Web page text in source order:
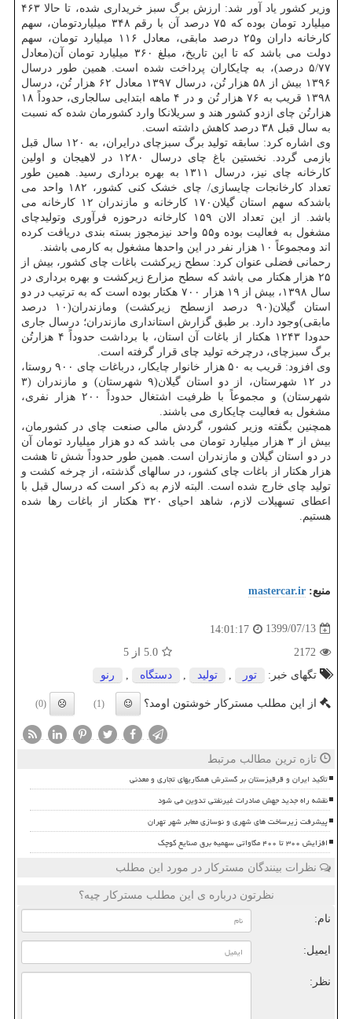
وزیر کشور یاد آور شد: ارزش برگ سبز خریداری شده، تا حالا ۴۶۳
میلیارد تومان بوده که ۷۵ درصد آن با رقم ۳۴۸ میلیاردتومان، سهم
کارخانه داران و۲۵ درصد مابقی، معادل ۱۱۶ میلیارد تومان، سهم
دولت می باشد که تا این تاریخ، مبلغ ۳۶۰ میلیارد تومان آن(معادل
۵/۷۷ درصد)، به چایکاران پرداخت شده است. همین طور درسال
۱۳۹۶ بیش از ۵۸ هزار تُن، درسال ۱۳۹۷ معادل ۶۲ هزار تُن، درسال
۱۳۹۸ قریب به ۷۶ هزار تُن و در ۴ ماهه ابتدایی سالجاری، حدوداً ۱۸
هزارتُن چای ازدو کشور هند و سریلانکا وارد کشورمان شده که نسبت
به سال قبل ۳۸ درصد کاهش داشته است.
وی اشاره کرد: سابقه تولید برگ سبزچای درایران، به ۱۲۰ سال قبل
بازمی گردد. نخستین باغ چای درسال ۱۲۸۰ در لاهیجان و اولین
کارخانه چای نیز، درسال ۱۳۱۱ به بهره برداری رسید. همین طور
تعداد کارخانجات چایسازی/ چای خشک کنی کشور، ۱۸۲ واحد می
باشدکه سهم استان گیلان۱۷۰ کارخانه و مازندران ۱۲ کارخانه می
باشد. از این تعداد الان ۱۵۹ کارخانه درحوزه فرآوری وتولیدچای
مشغول به فعالیت بوده و۵۵ واحد نیزمجوز بسته بندی دریافت کرده
اند ومجموعاً ۱۰ هزار نفر در این واحدها مشغول به کارمی باشند.
رحمانی فضلی عنوان کرد: سطح زیرکشت باغات چای کشور، بیش از
۲۵ هزار هکتار می باشد که سطح مزارع زیرکشت و بهره برداری در
سال ۱۳۹۸، بیش از ۱۹ هزار ۷۰۰ هکتار بوده است که به ترتیب در دو
استان گیلان(۹۰ درصد ازسطح زیرکشت) ومازندران(۱۰ درصد
مابقی)وجود دارد. بر طبق گزارش استانداری مازندران؛ درسال جاری
حدودا ۱۲۴۳ هکتار از باغات آن استان، با برداشت حدوداً ۴ هزارتُن
برگ سبزچای، درچرخه تولید چای قرار گرفته است.
وی افزود: قریب به ۵۰ هزار خانوار چایکار، درباغات چای ۹۰۰ روستا،
در ۱۲ شهرستان، از دو استان گیلان(۹ شهرستان) و مازندران (۳
شهرستان) و مجموعاً با ظرفیت اشتغال حدوداً ۲۰۰ هزار نفری،
مشغول به فعالیت چایکاری می باشند.
همچنین بگفته وزیر کشور، گردش مالی صنعت چای در کشورمان،
بیش از ۳ هزار میلیارد تومان می باشد که دو هزار میلیارد تومان آن
در دو استان گیلان و مازندران است. همین طور حدوداً شش تا هشت
هزار هکتار از باغات چای کشور، در سالهای گذشته، از چرخه کشت و
تولید چای خارج شده است. البته لازم به ذکر است که درسال قبل با
اعطای تسهیلات لازم، شاهد احیای ۳۲۰ هکتار از باغات رها شده
هستیم.
منبع: mastercar.ir
1399/07/13
14:01:17
2172
5.0 از 5
تگهای خبر:
تور تولید دستگاه رنو
از این مطلب مسترکار خوشتون اومد؟ (1)
(0)
تازه ترین مطالب مرتبط
تأکید ایران و قرقیزستان بر گسترش همکاریهای تجاری و معدنی
نقشه راه جدید جهش صادرات غیرنفتی تدوین می شود
پیشرفت زیرساخت های شهری و نوسازی معابر شهر تهران
افزایش ۳۰۰ تا ۴۰۰ مگاواتی سهمیه برق صنایع کوچک
نظرات بینندگان مسترکار در مورد این مطلب
نظرتون درباره ی این مطلب مسترکار چیه؟
نام:
ایمیل:
نظر: